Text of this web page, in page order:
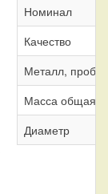
Номинал
Качество
Металл, проба
Масса общая
Диаметр